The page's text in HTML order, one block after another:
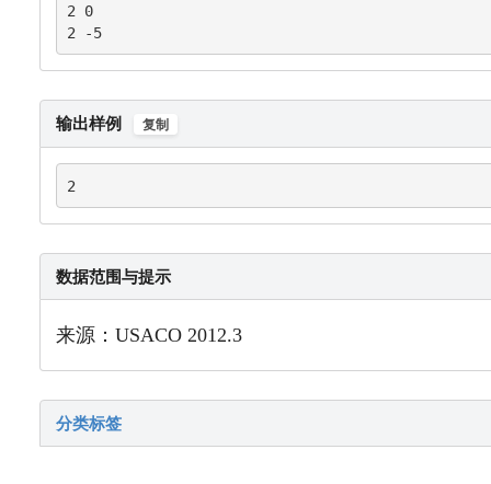
2 0
2 -5
输出样例 复制
2
数据范围与提示
来源：USACO 2012.3
分类标签